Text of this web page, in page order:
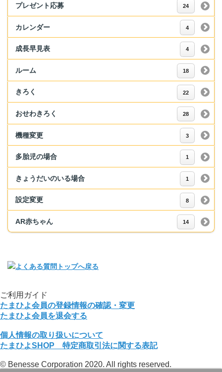
プレゼント応募 24
カレンダー 4
成長早見表 4
ルーム 18
きろく 22
おせわきろく 28
機種変更 3
多胎児の場合 1
きょうだいのいる場合 1
設定変更 8
AR赤ちゃん 14
ご利用ガイド
たまひよ会員の登録情報の確認・変更
たまひよ会員を退会する
個人情報の取り扱いについて
たまひよSHOP 特定商取引法に関する表記
© Benesse Corporation 2020. All rights reserved.